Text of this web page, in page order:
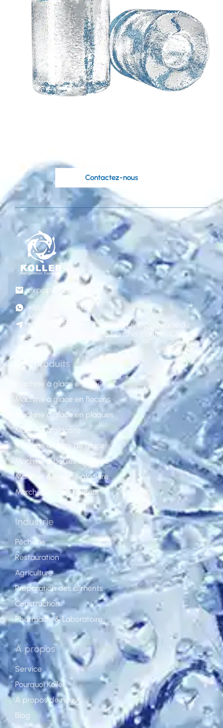
Besoin d'une solution
Contactez-nous
export@gzkoller.com
+86 181 2236 8318
N°120 rue Qinlong, Route de Liye, bourgade de
Dongchong, District de Nansha, Canton, Chine
Des produits
Machine à glace en tubes
Machine à glace en flocons
Machine à glace en plaques
Machine à glaçons
Machine à blocs de glace
Machine à boules de glace
Marcher dans une glacière
Marcher au congélateur
Industrie
Pêcherie
Restauration
Agriculture
Préparation des aliments
Construction
Pharmacie & Laboratoire
À propos
Service
Pourquoi Koller
À propos de nous
Blog